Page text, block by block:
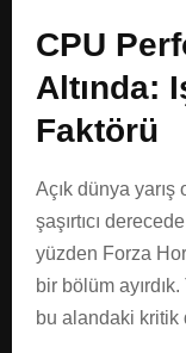
CPU
Altında:
Faktörü
Açık dünya
şaşırtıcı
yüzden Forza
bir bölüm
bu alandaki kritik